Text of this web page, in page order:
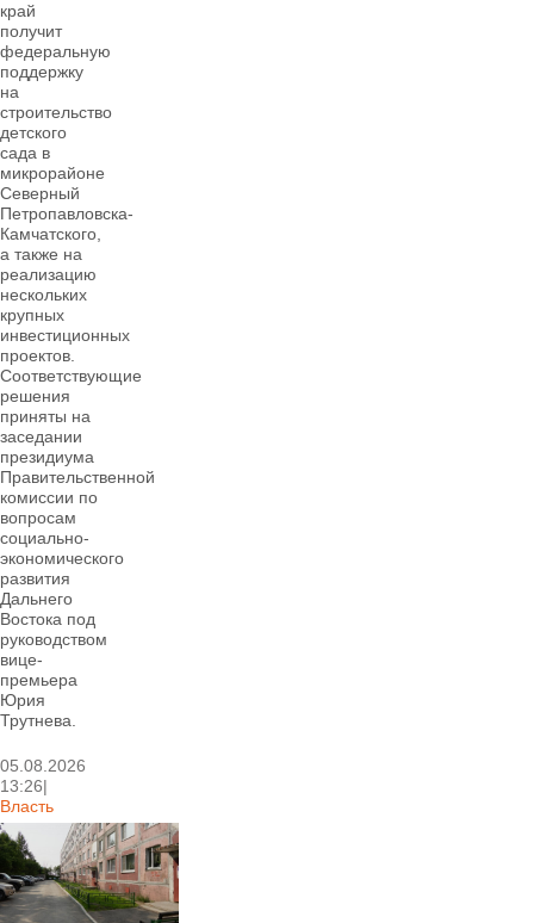
край
получит
федеральную
поддержку
на
строительство
детского
сада в
микрорайоне
Северный
Петропавловска-
Камчатского,
а также на
реализацию
нескольких
крупных
инвестиционных
проектов.
Соответствующие
решения
приняты на
заседании
президиума
Правительственной
комиссии по
вопросам
социально-
экономического
развития
Дальнего
Востока под
руководством
вице-
премьера
Юрия
Трутнева.
05.08.2026
13:26|
Власть